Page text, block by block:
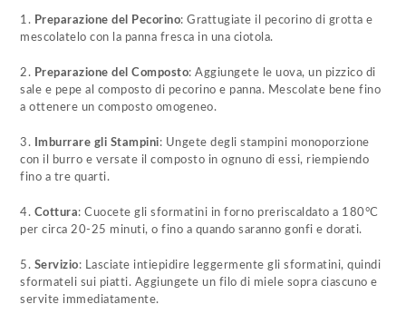
1. Preparazione del Pecorino: Grattugiate il pecorino di grotta e
mescolatelo con la panna fresca in una ciotola.
2. Preparazione del Composto: Aggiungete le uova, un pizzico di
sale e pepe al composto di pecorino e panna. Mescolate bene fino
a ottenere un composto omogeneo.
3. Imburrare gli Stampini: Ungete degli stampini monoporzione
con il burro e versate il composto in ognuno di essi, riempiendo
fino a tre quarti.
4. Cottura: Cuocete gli sformatini in forno preriscaldato a 180°C
per circa 20-25 minuti, o fino a quando saranno gonfi e dorati.
5. Servizio: Lasciate intiepidire leggermente gli sformatini, quindi
sformateli sui piatti. Aggiungete un filo di miele sopra ciascuno e
servite immediatamente.